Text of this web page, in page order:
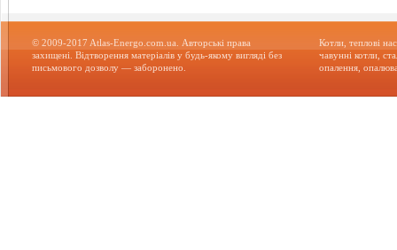
© 2009-2017 Atlas-Energo.com.ua. Авторські права
захищені. Відтворення матеріалів у будь-якому вигляді без
письмового дозволу — заборонено.
Котли, теплові
чавунні котли,
опалення,